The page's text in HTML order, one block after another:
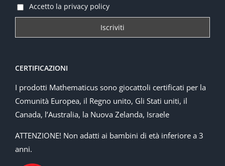
Accetto la privacy policy
CERTIFICAZIONI
I prodotti Mathematicus sono giocattoli certificati per la
Comunità Europea, il Regno unito, Gli Stati uniti, il
Canada, l’Australia, la Nuova Zelanda, Israele
ATTENZIONE! Non adatti ai bambini di età inferiore a 3
anni.